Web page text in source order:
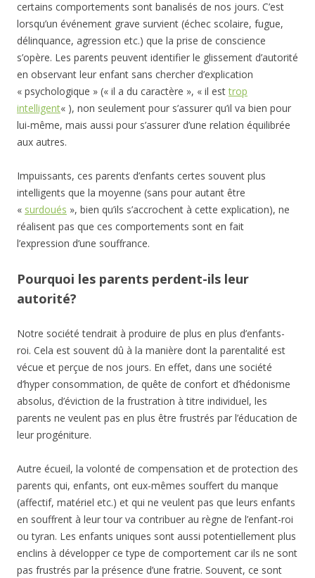
certains comportements sont banalisés de nos jours. C’est
lorsqu’un événement grave survient (échec scolaire, fugue,
délinquance, agression etc.) que la prise de conscience
s’opère. Les parents peuvent identifier le glissement d’autorité
en observant leur enfant sans chercher d’explication
« psychologique » (« il a du caractère », « il esttrop
intelligent« ), non seulement pour s’assurer qu’il va bien pour
lui-même, mais aussi pour s’assurer d’une relation équilibrée
aux autres.
Impuissants, ces parents d’enfants certes souvent plus
intelligents que la moyenne (sans pour autant être
« surdoués », bien qu’ils s’accrochent à cette explication), ne
réalisent pas que ces comportements sont en fait
l’expression d’une souffrance.
Pourquoi les parents perdent-ils leur
autorité?
Notre société tendrait à produire de plus en plus d’enfants-
roi. Cela est souvent dû à la manière dont la parentalité est
vécue et perçue de nos jours. En effet, dans une société
d’hyper consommation, de quête de confort et d’hédonisme
absolus, d’éviction de la frustration à titre individuel, les
parents ne veulent pas en plus être frustrés par l’éducation de
leur progéniture.
Autre écueil, la volonté de compensation et de protection des
parents qui, enfants, ont eux-mêmes souffert du manque
(affectif, matériel etc.) et qui ne veulent pas que leurs enfants
en souffrent à leur tour va contribuer au règne de l’enfant-roi
ou tyran. Les enfants uniques sont aussi potentiellement plus
enclins à développer ce type de comportement car ils ne sont
pas frustrés par la présence d’une fratrie. Souvent, ce sont